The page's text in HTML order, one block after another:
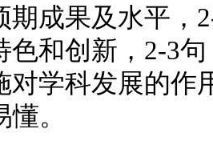
成果及水平
和创新，2-3
学科发展的作
。